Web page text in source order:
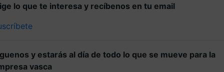
lo que te interesa y recíbenos en tu email
y estarás al día de todo lo que se mueve para la
vasca